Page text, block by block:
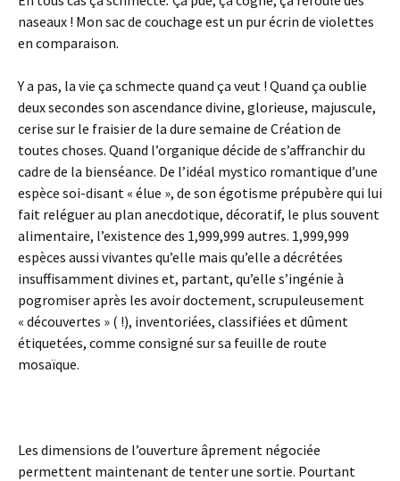
naseaux ! Mon sac de couchage est un pur écrin de violettes
en comparaison.
Y a pas, la vie ça schmecte quand ça veut ! Quand ça oublie
deux secondes son ascendance divine, glorieuse, majuscule,
cerise sur le fraisier de la dure semaine de Création de
toutes choses. Quand l’organique décide de s’affranchir du
cadre de la bienséance. De l’idéal mystico romantique d’une
espèce soi-disant « élue », de son égotisme prépubère qui lui
fait reléguer au plan anecdotique, décoratif, le plus souvent
alimentaire, l’existence des 1,999,999 autres. 1,999,999
espèces aussi vivantes qu’elle mais qu’elle a décrétées
insuffisamment divines et, partant, qu’elle s’ingénie à
pogromiser après les avoir doctement, scrupuleusement
« découvertes » ( !), inventoriées, classifiées et dûment
étiquetées, comme consigné sur sa feuille de route
mosaïque.
Les dimensions de l’ouverture âprement négociée
permettent maintenant de tenter une sortie. Pourtant